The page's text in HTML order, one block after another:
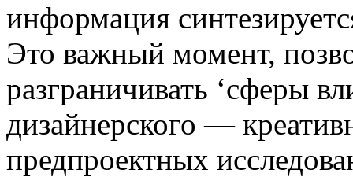
информация
Это важный момент,
разграничивать ‘сферы
дизайнерского —
предпроектных